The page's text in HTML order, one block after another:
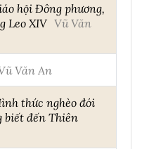
hội Đông phương,
Leo XIV Vũ Văn
Văn An
thức nghèo đói
biết đến Thiên